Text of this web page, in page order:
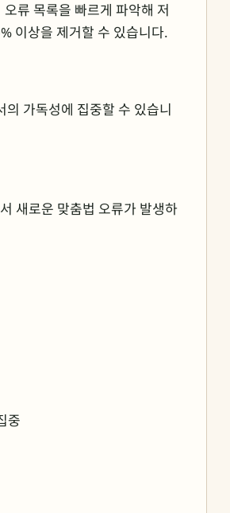
류 목록을 빠르게 파악해 저
이상을 제거할 수 있습니다.
가독성에 집중할 수 있습니
새로운 맞춤법 오류가 발생하
중